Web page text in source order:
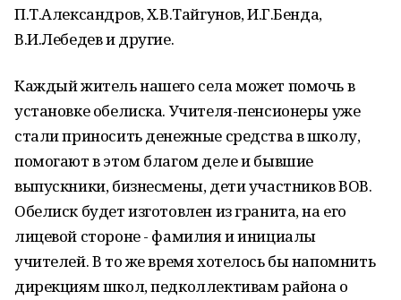
П.Т.Александров, Х.В.Тайгунов, И.Г.Бенда,
В.И.Лебедев и другие.
Каждый житель нашего села может помочь в
установке обелиска. Учителя-пенсионеры уже
стали приносить денежные средства в школу,
помогают в этом благом деле и бывшие
выпускники, бизнесмены, дети участников ВОВ.
Обелиск будет изготовлен из гранита, на его
лицевой стороне - фамилия и инициалы
учителей. В то же время хотелось бы напомнить
дирекциям школ, педколлективам района о